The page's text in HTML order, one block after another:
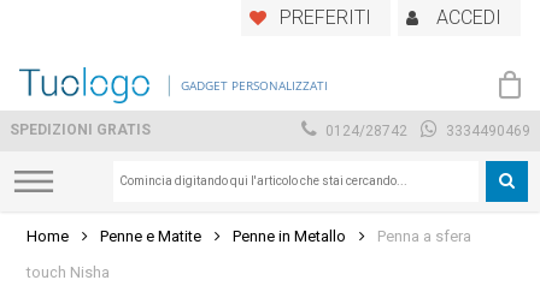
main
PREFERITI ACCEDI
GADGET PERSONALIZZATI
SPEDIZIONI GRATIS 0124/28742 3334490469
Home Penne e Matite Penne in Metallo
Penna a sfera
touch Nisha